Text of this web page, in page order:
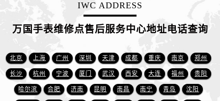
江西省抚州市临川区赣东大道万国售后服务中心（需提前预约）
江西省吉安市吉州区井冈山大道万国售后服务中心（需提前预约）
江西省景德镇市珠山区珠山中路万国售后服务中心（需提前预约）
江西省九江市浔阳区浔阳路万国售后服务中心（需提前预约）
江西省南昌市红谷滩新区红谷中大道998号绿地双子塔（中央广场）A1座办公楼14层1407室万国售后服务中心（需提前预约）
IWC ADDRESS
万国手表维修点售后服务中心地址电话查询
北京 上海 广州 深圳 天津 成都 重庆 南京 郑州
长沙 杭州 宁波 厦门 武汉 西安 大连 福州 贵阳
哈尔滨 合肥 济南 昆明 南昌 南宁 青岛 沈阳